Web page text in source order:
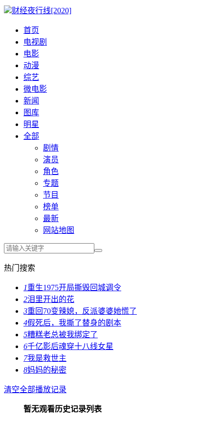
财经夜行线[2020]
首页
电视剧
电影
动漫
综艺
微电影
新闻
图库
明星
全部
剧情
演员
角色
专题
节目
榜单
最新
网站地图
热门搜索
1重生1975开局撕毁回城调令
2泪里开出的花
3重回70变辣媳，反派婆婆她慌了
4假死后，我撕了替身的剧本
5糟糕老总被我绑定了
6千亿影后魂穿十八线女星
7我是救世主
8妈妈的秘密
清空全部播放记录
暂无观看历史记录列表